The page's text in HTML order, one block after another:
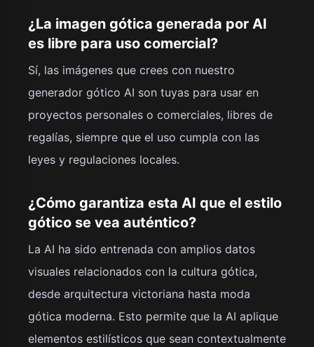
¿La imagen gótica generada por AI
es libre para uso comercial?
Sí, las imágenes que crees con nuestro
generador gótico AI son tuyas para usar en
proyectos personales o comerciales, libres de
regalías, siempre que el uso cumpla con las
leyes y regulaciones locales.
¿Cómo garantiza esta AI que el estilo
gótico se vea auténtico?
La AI ha sido entrenada con amplios datos
visuales relacionados con la cultura gótica,
desde arquitectura victoriana hasta moda
gótica moderna. Esto permite que la AI aplique
elementos estilísticos que sean contextualmente